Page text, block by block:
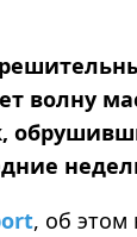
волну
, об этом